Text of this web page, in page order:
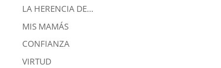
LA HERENCIA DE…
MIS MAMÁS
CONFIANZA
VIRTUD